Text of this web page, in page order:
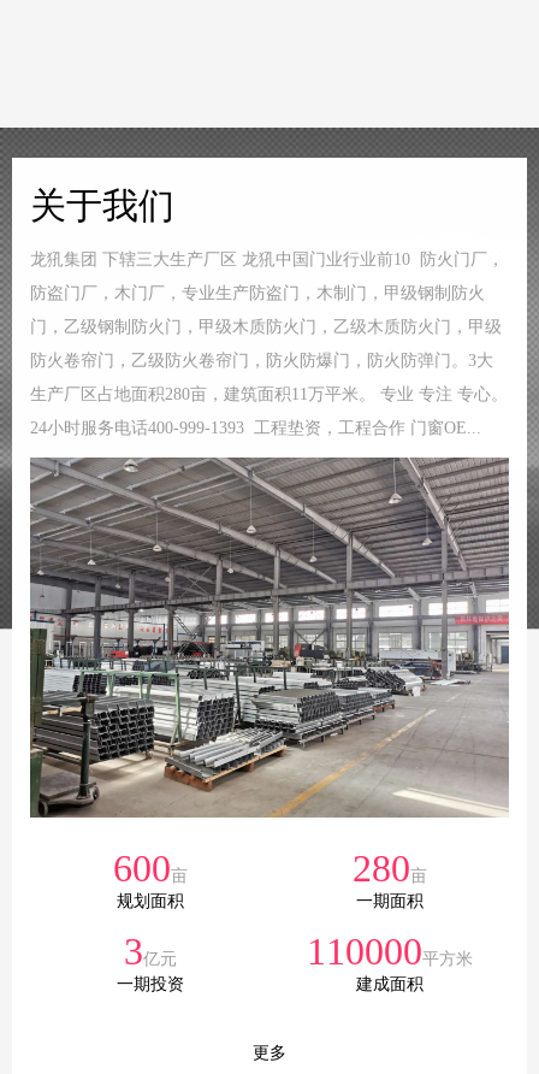
关于我们
龙犼集团 下辖三大生产厂区 龙犼中国门业行业前10 防火门厂，
防盗门厂，木门厂，专业生产防盗门，木制门，甲级钢制防火
门，乙级钢制防火门，甲级木质防火门，乙级木质防火门，甲级
防火卷帘门，乙级防火卷帘门，防火防爆门，防火防弹门。3大
生产厂区占地面积280亩，建筑面积11万平米。 专业 专注 专心。
24小时服务电话400-999-1393 工程垫资，工程合作 门窗OE...
600亩
规划面积
280亩
一期面积
3亿元
一期投资
110000平方米
建成面积
更多